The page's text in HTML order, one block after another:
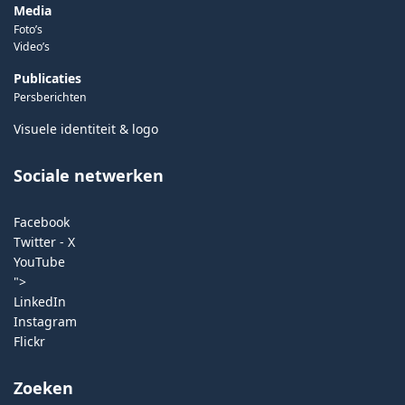
Media
Foto’s
Video’s
Publicaties
Persberichten
Visuele identiteit & logo
Sociale netwerken
Facebook
Twitter - X
YouTube
">
LinkedIn
Instagram
Flickr
Zoeken